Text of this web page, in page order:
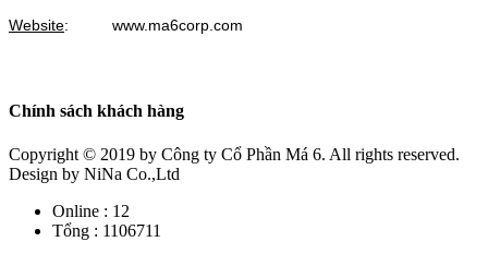
Website: www.ma6corp.com
Chính sách khách hàng
Copyright © 2019 by Công ty Cổ Phần Má 6. All rights reserved.
Design by NiNa Co.,Ltd
Online : 12
Tổng : 1106711